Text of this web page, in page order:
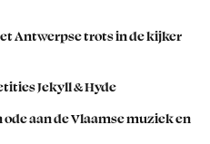
Antwerpse trots in de kijker
Jekyll & Hyde
aan de Vlaamse muziek en